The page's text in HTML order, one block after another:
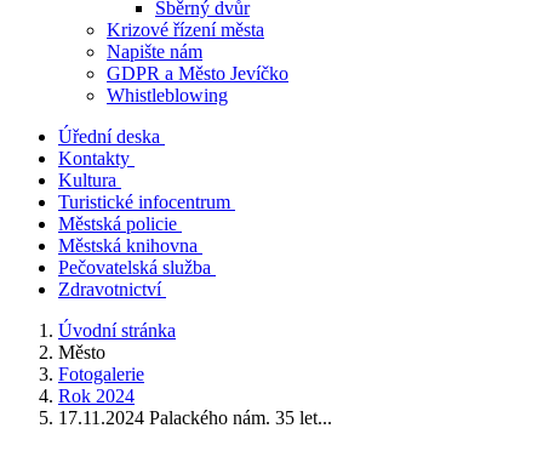
Sběrný dvůr
Krizové řízení města
Napište nám
GDPR a Město Jevíčko
Whistleblowing
Úřední deska
Kontakty
Kultura
Turistické infocentrum
Městská policie
Městská knihovna
Pečovatelská služba
Zdravotnictví
Úvodní stránka
Město
Fotogalerie
Rok 2024
17.11.2024 Palackého nám. 35 let...